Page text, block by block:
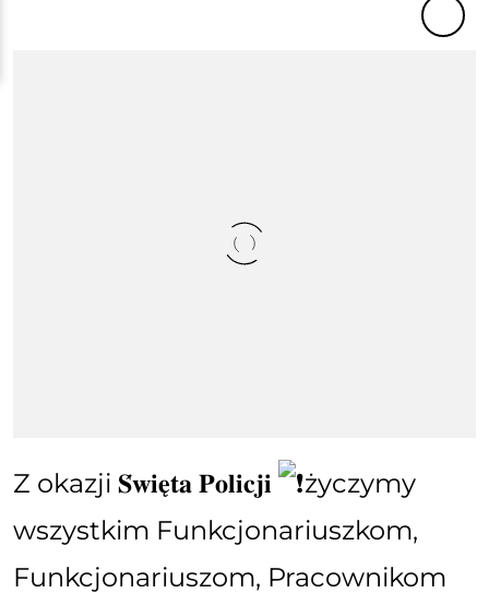
Z okazji 𝐒́𝐰𝐢𝐞̨𝐭𝐚 𝐏𝐨𝐥𝐢𝐜𝐣𝐢
życzymy
wszystkim Funkcjonariuszkom,
Funkcjonariuszom, Pracownikom